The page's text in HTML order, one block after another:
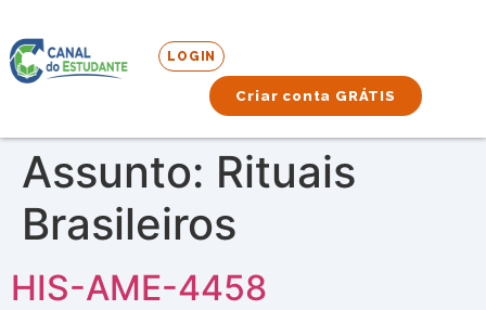
LOGIN
Criar conta GRÁTIS
Assunto: Rituais
Brasileiros
HIS-AME-4458